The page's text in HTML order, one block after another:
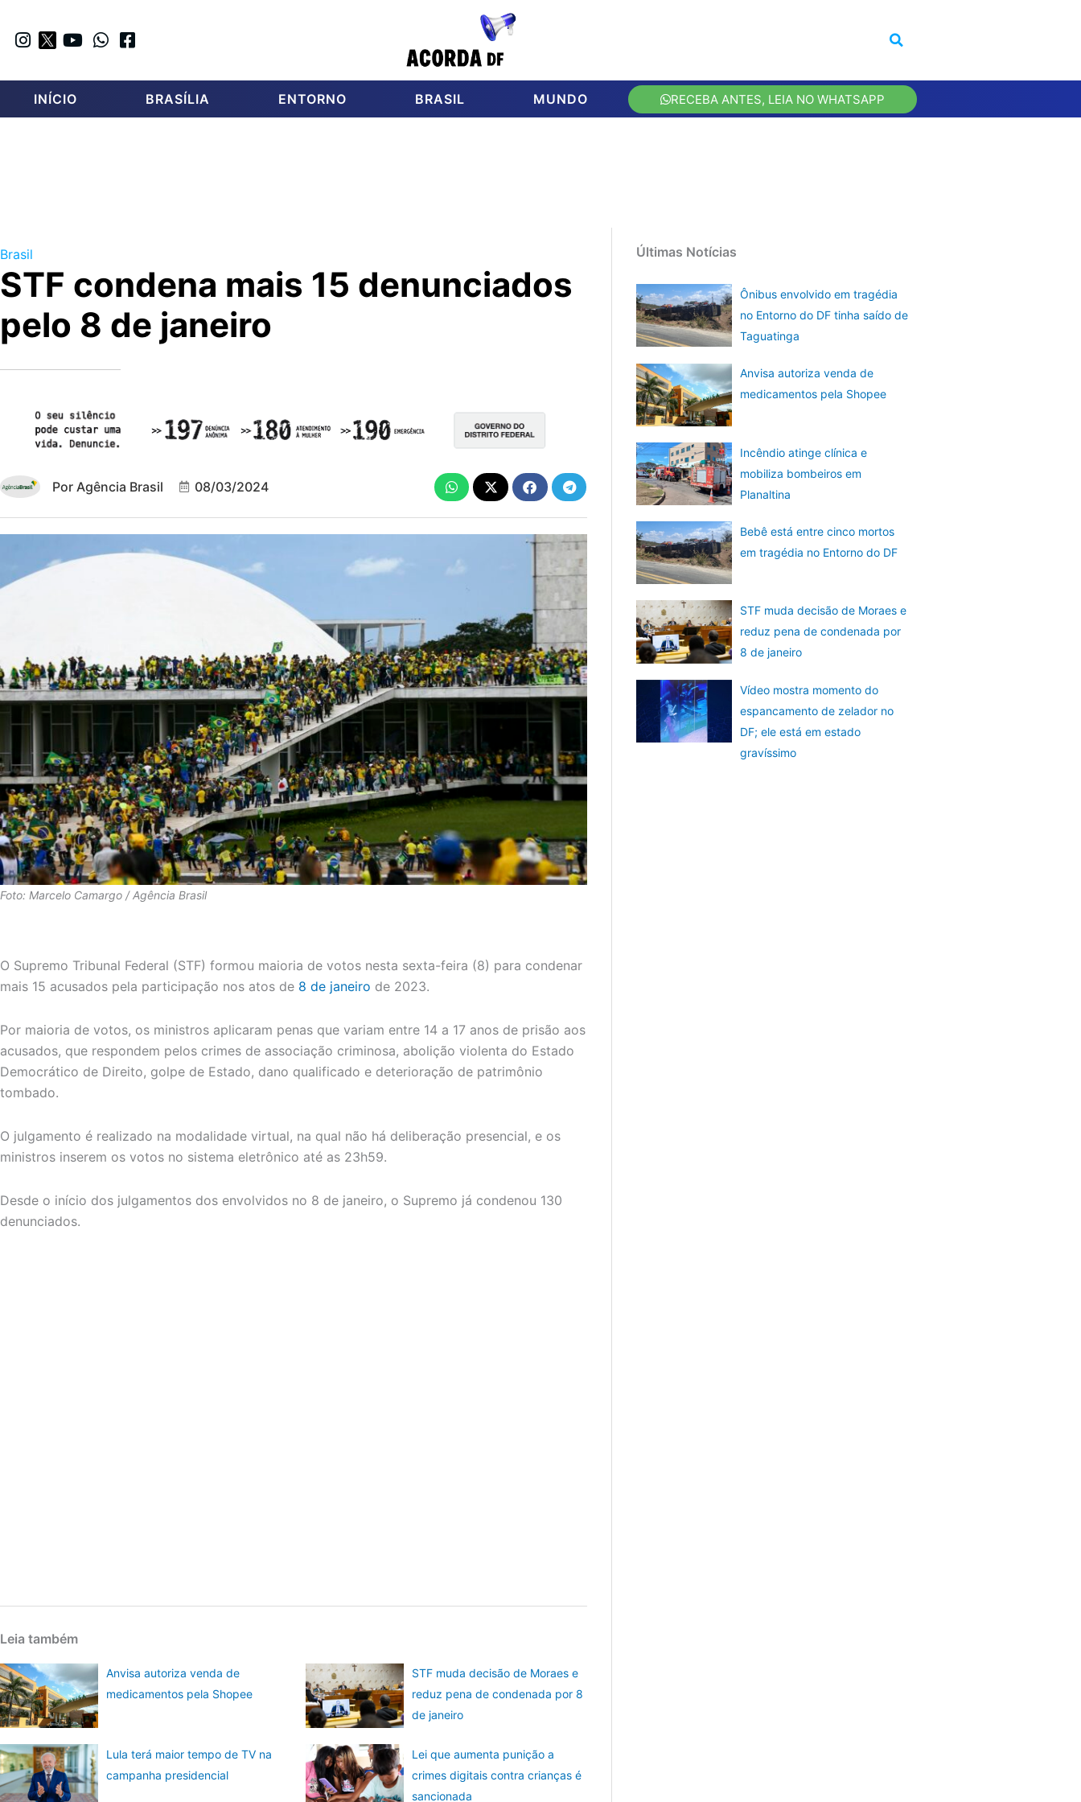
INÍCIO BRASÍLIA ENTORNO BRASIL MUNDO RECEBA ANTES, LEIA NO WHATSAPP
Brasil
STF condena mais 15 denunciados
pelo 8 de janeiro
Por Agência Brasil 08/03/2024
Foto: Marcelo Camargo / Agência Brasil
O Supremo Tribunal Federal (STF) formou maioria de votos nesta sexta-feira (8) para condenar
mais 15 acusados pela participação nos atos de 8 de janeiro de 2023.
Por maioria de votos, os ministros aplicaram penas que variam entre 14 a 17 anos de prisão aos
acusados, que respondem pelos crimes de associação criminosa, abolição violenta do Estado
Democrático de Direito, golpe de Estado, dano qualificado e deterioração de patrimônio
tombado.
O julgamento é realizado na modalidade virtual, na qual não há deliberação presencial, e os
ministros inserem os votos no sistema eletrônico até as 23h59.
Desde o início dos julgamentos dos envolvidos no 8 de janeiro, o Supremo já condenou 130
denunciados.
Leia também
Anvisa autoriza venda de
medicamentos pela Shopee
STF muda decisão de Moraes e
reduz pena de condenada por 8
de janeiro
Lula terá maior tempo de TV na
campanha presidencial
Lei que aumenta punição a
crimes digitais contra crianças é
sancionada
Últimas Notícias
Ônibus envolvido em tragédia
no Entorno do DF tinha saído de
Taguatinga
Anvisa autoriza venda de
medicamentos pela Shopee
Incêndio atinge clínica e
mobiliza bombeiros em
Planaltina
Bebê está entre cinco mortos
em tragédia no Entorno do DF
STF muda decisão de Moraes e
reduz pena de condenada por
8 de janeiro
Vídeo mostra momento do
espancamento de zelador no
DF; ele está em estado
gravíssimo